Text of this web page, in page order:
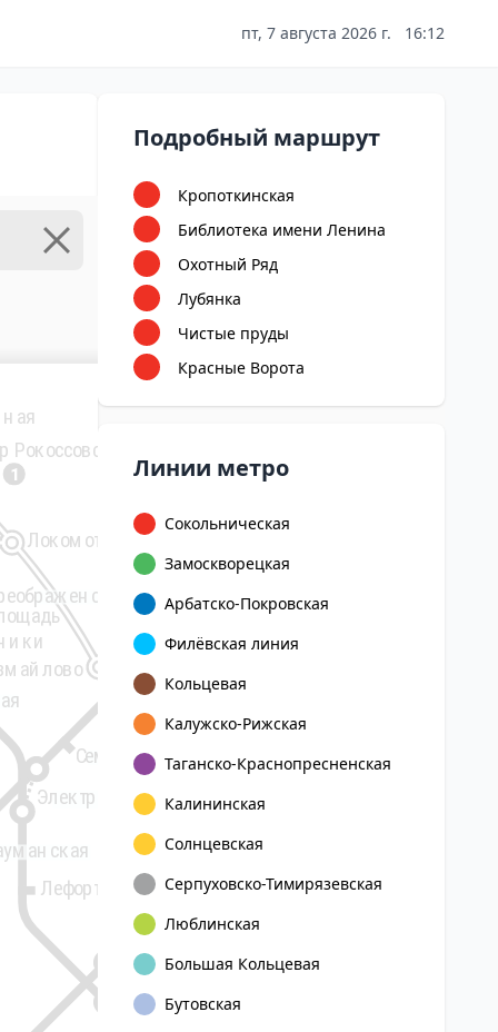
пт, 7 августа 2026 г. 16:12
3
1
Локомотив
Соколиная Гора
Измайловская
Рокоссовского
Перово
Новогиреево
Электрозаводская
Семёновская
Авиамоторная
Лефортово
Шоссе Энтузиастов
Подробный маршрут
Кропоткинская
Библиотека имени Ленина
Охотный Ряд
Лубянка
Чистые пруды
Красные Ворота
Линии метро
Сокольническая
Замоскворецкая
Арбатско-Покровская
Филёвская линия
Кольцевая
Калужско-Рижская
Таганско-Краснопресненская
Калининская
Солнцевская
Серпуховско-Тимирязевская
Люблинская
Большая Кольцевая
Бутовская